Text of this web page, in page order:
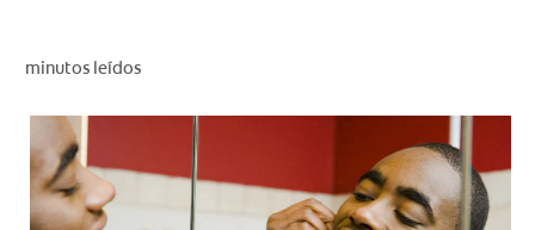
DÓNDE COMPRAR
UY (ES)
minutos leídos